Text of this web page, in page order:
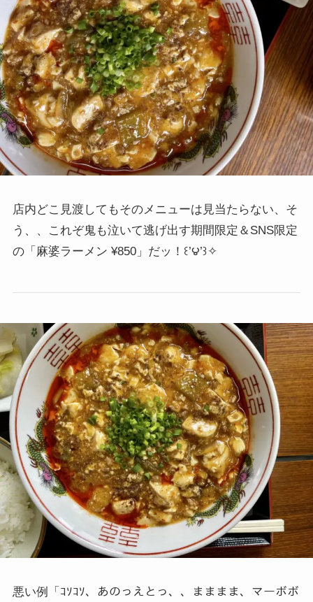
店内どこ見渡してもそのメニューは見当たらない、そ
う、、これぞ鬼も泣いて逃げ出す期間限定＆SNS限定
の「麻婆ラーメン ¥850」だッ！ ꒰’౪’꒱✧
悪い例「ｺｿｺｿ、あのっえとっ、、まままま、マーボボ